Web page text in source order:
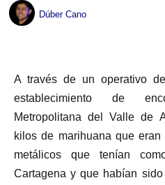
Dúber Cano
A través de un operativo
establecimiento de
Metropolitana del Valle de
kilos de marihuana que
metálicos que tenían
Cartagena y que habían